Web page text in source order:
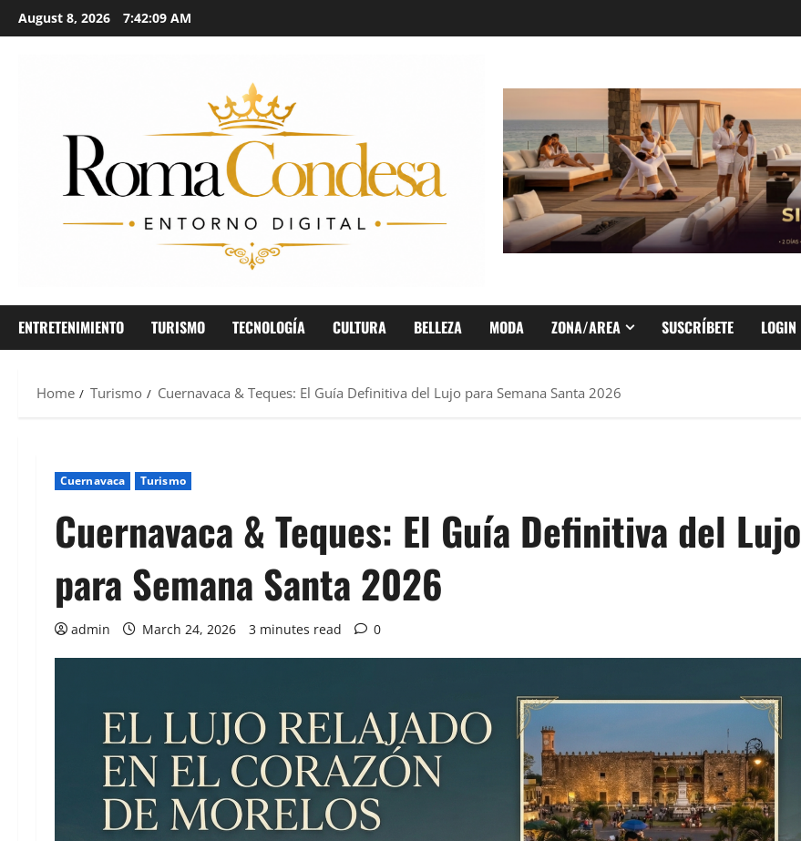
August 8, 2026 7:42:12 AM
ENTRETENIMIENTO TURISMO TECNOLOGÍA CULTURA BELLEZA MODA ZONA/AREA SUSCRÍBETE LOGIN
Home Turismo Cuernavaca & Teques: El Guía Definitiva del Lujo para Semana Santa 2026
Cuernavaca Turismo
Cuernavaca & Teques: El Guía Definitiva del Lujo
para Semana Santa 2026
admin March 24, 2026 3 minutes read 0